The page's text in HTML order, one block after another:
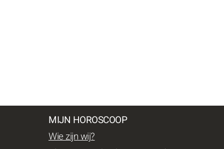
MIJN HOROSCOOP
Wie zijn wij?